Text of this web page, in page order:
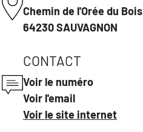
Chemin de l'Orée du Bois
64230 SAUVAGNON
CONTACT
Voir le numéro
Voir l'email
Voir le site internet